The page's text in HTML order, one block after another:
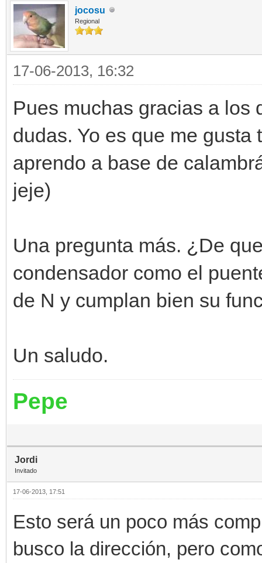
jocosu
Regional
17-06-2013, 16:32
Pues muchas gracias a los
dudas. Yo es que me
aprendo a base de
jeje)
Una pregunta más. ¿De
condensador como el
de N y cumplan bien su
Un saludo.
Pepe
Jordi
Invitado
17-06-2013, 17:51
Esto será un poco más
busco la dirección, pero